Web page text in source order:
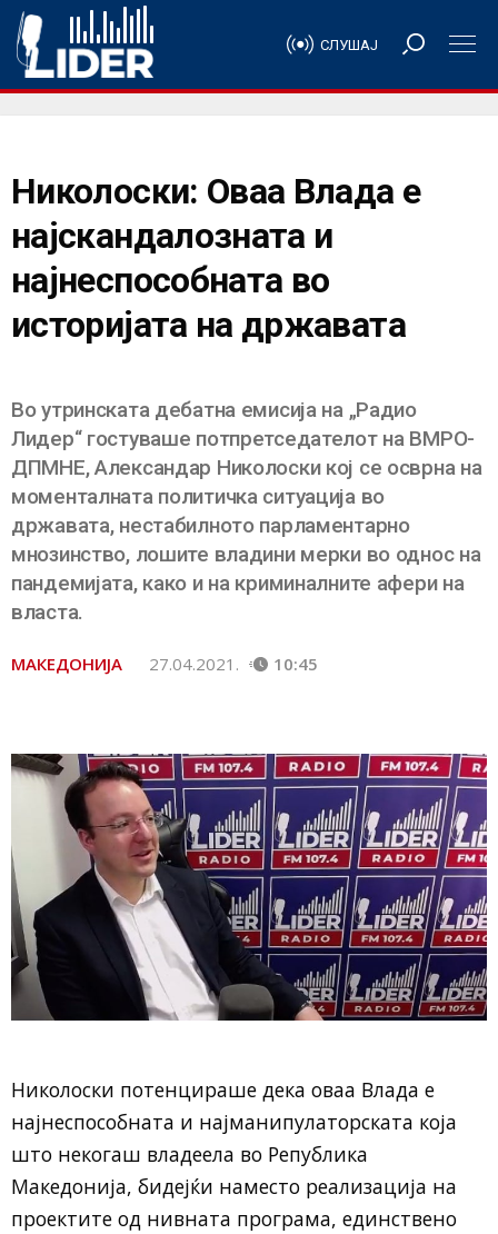
СЛУШАЈ
Николоски: Оваа Влада е
најскандалозната и
најнеспособната во
историјата на државата
Во утринската дебатна емисија на „Радио
Лидер“ гостуваше потпретседателот на ВМРО-
ДПМНЕ, Александар Николоски кој се осврна на
моменталната политичка ситуација во
државата, нестабилното парламентарно
мнозинство, лошите владини мерки во однос на
пандемијата, како и на криминалните афери на
власта.
МАКЕДОНИЈА 27.04.2021. 10:45
Николоски потенцираше дека оваа Влада е
најнеспособната и најманипулаторската која
што некогаш владеела во Република
Македонија, бидејќи наместо реализација на
проектите од нивната програма, единствено